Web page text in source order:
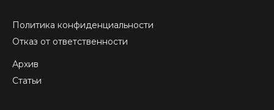
Политика конфиденциальности
Отказ от ответственности
Архив
Статьи